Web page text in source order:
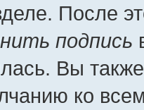
После
подпись
Вы
ко